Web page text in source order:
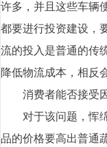
许多，并且这些车辆
都要进行投资建设，
流的投入是普通的传
降低物流成本，相反
消费者能否接受因
对于该问题，恽绵
品的价格要高出普通